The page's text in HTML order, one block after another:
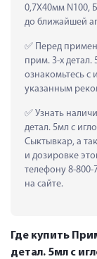
0,7Х40мм N100,
до ближайшей
Перед
прим. 3-х детал.
ознакомьтесь с
указанным
Узнать
детал. 5мл с
Сыктывкар, а
и дозировке
телефону 8-800-
на сайте.
Где купить
детал. 5мл с